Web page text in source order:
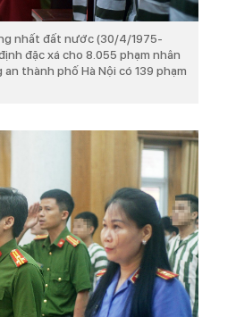
nhất đất nước (30/4/1975-
đặc xá cho 8.055 phạm nhân
thành phố Hà Nội có 139 phạm